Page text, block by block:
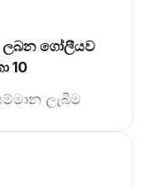
ලබන ගෝලීයව
10
ලැබීම